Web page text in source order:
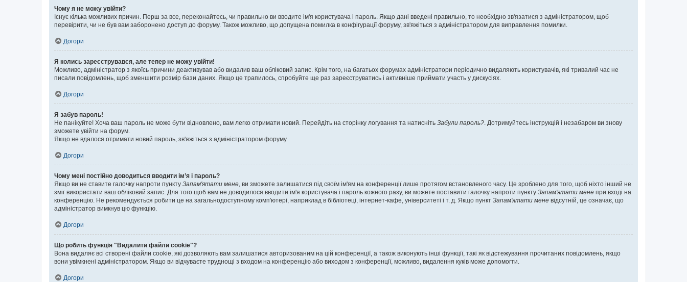
Чому я не можу увійти?
Існує кілька можливих причин. Перш за все, переконайтесь, чи правильно ви вводите ім'я користувача і пароль. Якщо дані введені правильно, то необхідно зв'язатися з адміністратором, щоб
перевірити, чи не був вам заборонено доступ до форуму. Також можливо, що допущена помилка в конфігурації форуму, зв'яжіться з адміністратором для виправлення помилки.
Догори
Я колись зареєструвався, але тепер не можу увійти!
Можливо, адміністратор з якоїсь причини деактивував або видалив ваш обліковий запис. Крім того, на багатьох форумах адміністратори періодично видаляють користувачів, які тривалий час не
писали повідомлень, щоб зменшити розмір бази даних. Якщо це трапилось, спробуйте ще раз зареєструватись і активніше приймати участь у дискусіях.
Догори
Я забув пароль!
Не панікуйте! Хоча ваш пароль не може бути відновлено, вам легко отримати новий. Перейдіть на сторінку логування та натисніть Забули пароль? . Дотримуйтесь інструкцій і незабаром ви знову
зможете увійти на форум.
Якщо не вдалося отримати новий пароль, зв'яжіться з адміністратором форуму.
Догори
Чому мені постійно доводиться вводити ім’я і пароль?
Якщо ви не ставите галочку напроти пункту Запам'ятати мене , ви зможете залишатися під своїм ім'ям на конференції лише протягом встановленого часу. Це зроблено для того, щоб ніхто інший не
зміг використати ваш обліковий запис. Для того щоб вам не доводилося вводити ім'я користувача і пароль кожного разу, ви можете поставити галочку напроти пункту Запам'ятати мене при вході на
конференцію. Не рекомендується робити це на загальнодоступному комп'ютері, наприклад в бібліотеці, інтернет-кафе, університеті і т. д. Якщо пункт Запам'ятати мене відсутній, це означає, що
адміністратор вимкнув цю функцію.
Догори
Що робить функція "Видалити файли cookie"?
Вона видаляє всі створені файли cookie, які дозволяють вам залишатися авторизованим на цій конференції, а також виконують інші функції, такі як відстежування прочитаних повідомлень, якщо
вони увімкнені адміністратором. Якщо ви відчуваєте труднощі з входом на конференцію або виходом з конференції, можливо, видалення куків може допомогти.
Догори